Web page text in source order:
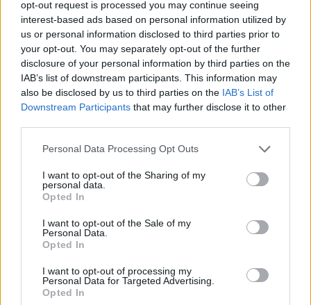
opt-out request is processed you may continue seeing
interest-based ads based on personal information utilized by
us or personal information disclosed to third parties prior to
your opt-out. You may separately opt-out of the further
disclosure of your personal information by third parties on the
IAB’s list of downstream participants. This information may
also be disclosed by us to third parties on the IAB’s List of
Downstream Participants that may further disclose it to other
Personal Data Processing Opt Outs
I want to opt-out of the Sharing of my
personal data.
Opted In
I want to opt-out of the Sale of my
Personal Data.
Opted In
I want to opt-out of processing my
Personal Data for Targeted Advertising.
Opted In